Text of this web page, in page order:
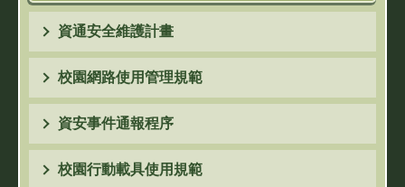
資通安全維護計畫
校園網路使用管理規範
資安事件通報程序
校園行動載具使用規範